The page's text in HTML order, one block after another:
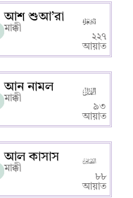
আশ শুআ’রা
মাক্কী
২২৭
আয়াত
আন নামল
মাক্কী
৯৩
আয়াত
আল কাসাস
মাক্কী
৮৮
আয়াত